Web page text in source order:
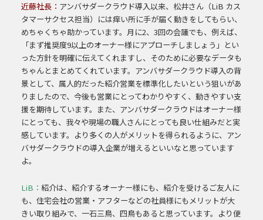
近藤社長： アンバサダークラウド導入以来、松井さん（LiB カス
タマーサクセス担当）には痒い所に手が届く動きをしてもらい、
めちゃくちゃ助かっています。月に2、3回の会議でも、例えば、
「まず推奨度9以上のオーナー様にアプローチしましょう」とい
った方針を明確に伝えてくれますし、そのために必要なデータも
ちゃんとまとめてくれています。アンバサダークラウド導入の背
景として、属人的だった紹介営業を標準化したいという狙いがあ
りましたので、今後も営業にとってわかりやすく、動きやすい支
援を期待しています。また、アンバサダークラウドはオーナー様
にとっても、我々や現場の職人さんにとっても良い仕組みだと実
感しています。より多くの人がメリットを得られるように、アン
バサダークラウドの導入企業が増えるといいなと思っています
よ。
LiB： 紹介は、紹介するオーナー様にも、紹介を受けるご友人に
も、住宅会社の営業・アフターなどの社員様にもメリットが大
きい取り組みで、一石三鳥、四鳥もあると思っています。より便